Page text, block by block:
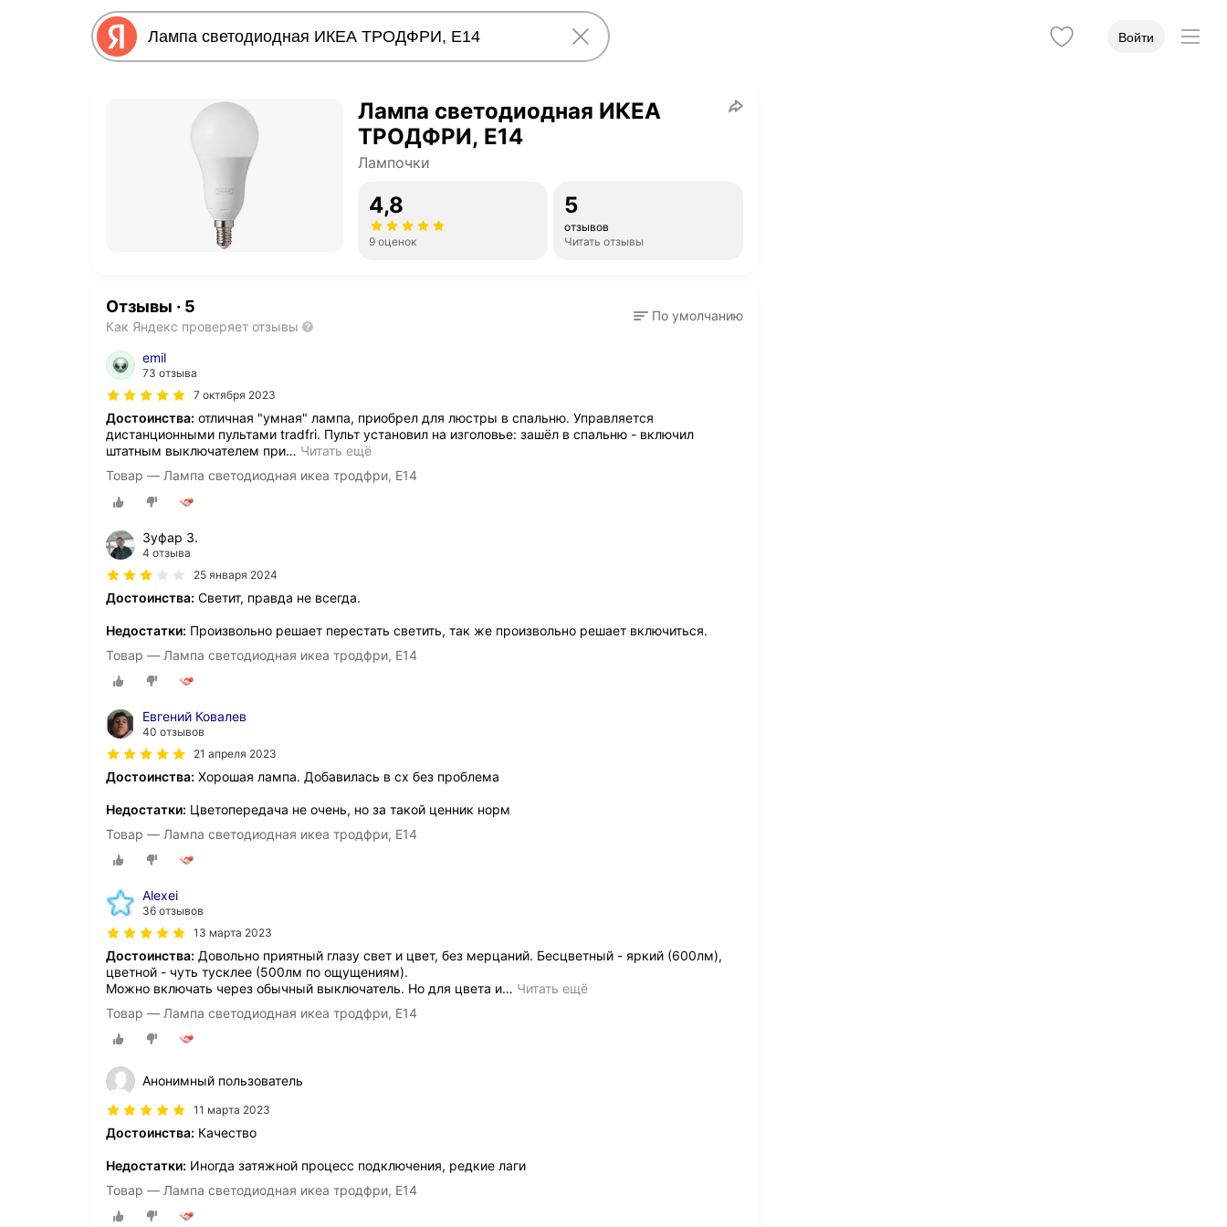
Войти
Лампа светодиодная ИКЕА
ТРОДФРИ, E14
Лампочки
4,8
9 оценок
5
отзывов
Читать отзывы
Отзывы · 5
Как Яндекс проверяет отзывы
По умолчанию
emil
73 отзыва
7 октября 2023
Достоинства: отличная "умная" лампа, приобрел для люстры в спальню. Управляется
дистанционными пультами tradfri. Пульт установил на изголовье: зашёл в спальню - включил
штатным выключателем при… Читать ещё
Товар — Лампа светодиодная икеа тродфри, E14
Зуфар З.
4 отзыва
25 января 2024
Достоинства: Светит, правда не всегда.
Недостатки: Произвольно решает перестать светить, так же произвольно решает включиться.
Товар — Лампа светодиодная икеа тродфри, E14
Евгений Ковалев
40 отзывов
21 апреля 2023
Достоинства: Хорошая лампа. Добавилась в сх без проблема
Недостатки: Цветопередача не очень, но за такой ценник норм
Товар — Лампа светодиодная икеа тродфри, E14
Alexei
36 отзывов
13 марта 2023
Достоинства: Довольно приятный глазу свет и цвет, без мерцаний. Бесцветный - яркий (600лм),
цветной - чуть тусклее (500лм по ощущениям).
Можно включать через обычный выключатель. Но для цвета и… Читать ещё
Товар — Лампа светодиодная икеа тродфри, E14
Анонимный пользователь
11 марта 2023
Достоинства: Качество
Недостатки: Иногда затяжной процесс подключения, редкие лаги
Товар — Лампа светодиодная икеа тродфри, E14